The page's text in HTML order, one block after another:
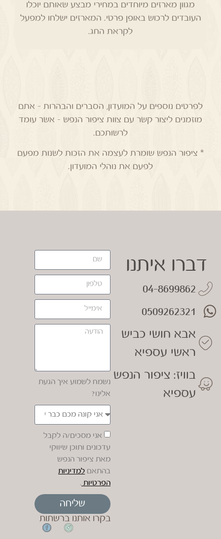
מגוון מארזים מיוחדים במחירי מבצע שאותם יוכלו
העובדים לרכוש באופן פרטי. המארזים ישלחו למפעל
לקראת החג.
לפרטים נוספים על המועדון, הסברים והבהרות – אתם
מוזמנים ליצור קשר עם צוות ציפור הנפש – אשר עומד
לרשותכם.
* ציפור הנפש שומרת לעצמה את הזכות לשנות מפעם
לפעם את נוהלי המועדון.
דברו איתנו
04-8699862
0509262321
אבא חושי כביש
ראשי עספיא
בוויז: ציפור הנפש
עספיא
נשמח לשמוע איך הגעת
אלינו?
אני מסכים/ה לקבל
עדכונים ותוכן שיווקי
מאת ציפור הנפש
בהתאם למדיניות
הפרטיות .
שליחה
בקרו אותנו ברשתות